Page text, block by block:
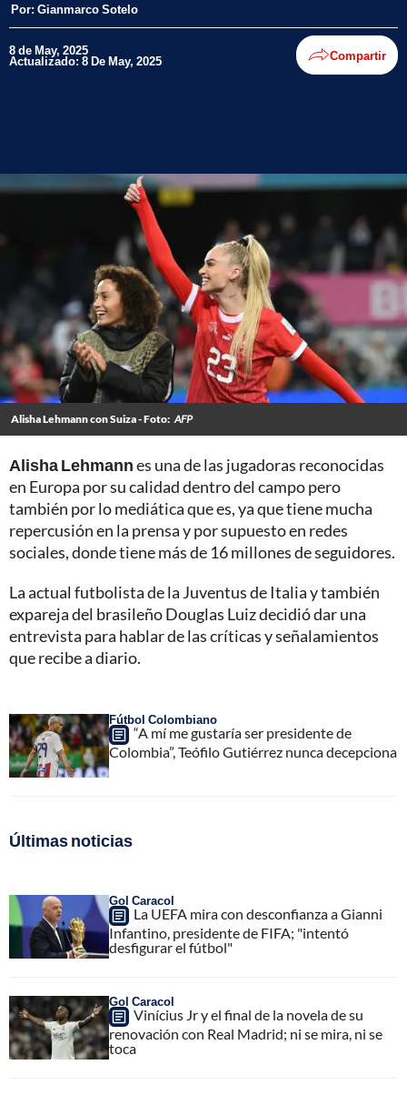
Por: Gianmarco Sotelo
8 de May, 2025
Actualizado: 8 De May, 2025 Compartir
Alisha Lehmann con Suiza - Foto: AFP
Alisha Lehmannes una de las jugadoras reconocidas
en Europa por su calidad dentro del campo pero
también por lo mediática que es, ya que tiene mucha
repercusión en la prensa y por supuesto en redes
sociales, donde tiene más de 16 millones de seguidores.
La actual futbolista de la Juventus de Italia y también
expareja del brasileño Douglas Luiz decidió dar una
entrevista para hablar de las críticas y señalamientos
que recibe a diario.
Fútbol Colombiano
“A mí me gustaría ser presidente de
Colombia”, Teófilo Gutiérrez nunca decepciona
Últimas noticias
Gol Caracol
La UEFA mira con desconfianza a Gianni
Infantino, presidente de FIFA; "intentó
desfigurar el fútbol"
Gol Caracol
Vinícius Jr y el final de la novela de su
renovación con Real Madrid; ni se mira, ni se
toca